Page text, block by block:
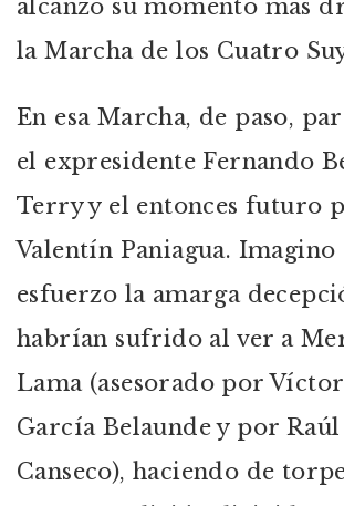
alcanzó su momento más
la Marcha de los Cuatro
En esa Marcha, de paso,
el expresidente Fernando
Terry y el entonces futuro
Valentín Paniagua. Imagino
esfuerzo la amarga
habrían sufrido al ver a
Lama (asesorado por
García Belaunde y por
Canseco), haciendo de